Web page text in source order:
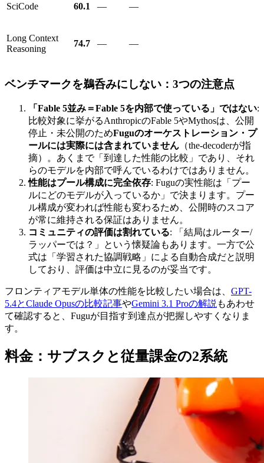
SciCode 60.1 — —
Long Context
Reasoning
74.7 — —
ベンチマークを鵜呑みにしない：3つの注意点
「Fable 5並み＝Fable 5を内部で使っている」ではない:
比較対象に挙がるAnthropicのFable 5やMythosは、公開
停止・未公開のためFuguのオーケストレーション・プ
ールには実際には含まれていません （the-decoderが指
摘）。あくまで「到達した性能の比較」であり、それ
らのモデルを内部で呼んでいるわけではありません。
性能はプール構成に完全依存: Fuguの実性能は「プー
ルにどのモデルが入っているか」で決まります。プー
ル構成が変われば性能も変わるため、公開時のスコア
が常に維持される保証はありません。
コミュニティの評価は割れている: 「結局はルーター/
ラッパーでは？」という懐疑論もあります。一方で公
式は「学習された協調戦略」による自動合成だと説明
しており、評価は中立に見るのが妥当です。
フロンティアモデル単体の性能を比較したい場合は、 GPT-
5.4とClaude Opusの比較記事やGemini 3.1 Proの解説 もあわせ
て確認すると、Fuguが目指す到達点が把握しやすくなりま
す。
料金：サブスクと従量課金の2系統